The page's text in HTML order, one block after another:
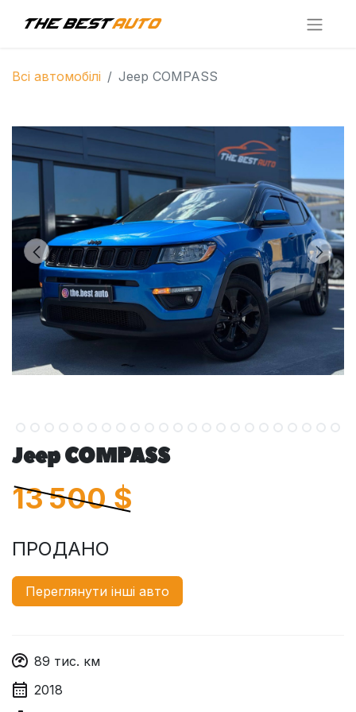
Всі автомобілі Jeep COMPASS
Jeep COMPASS
13 500$
ПРОДАНО
Переглянути інші авто
89 тис. км
2018